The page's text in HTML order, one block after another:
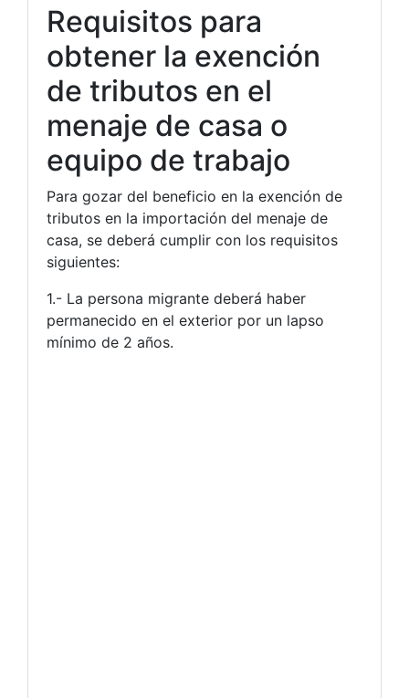
Requisitos para
obtener la exención
de tributos en el
menaje de casa o
equipo de trabajo
Para gozar del beneficio en la exención de
tributos en la importación del menaje de
casa, se deberá cumplir con los requisitos
siguientes:
1.- La persona migrante deberá haber
permanecido en el exterior por un lapso
mínimo de 2 años.